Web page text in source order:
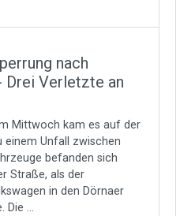
nach
Drei Verletzte an
Mittwoch kam es auf der
einem Unfall zwischen
befanden sich
Straße, als der
in den Dörnaer
Die ...